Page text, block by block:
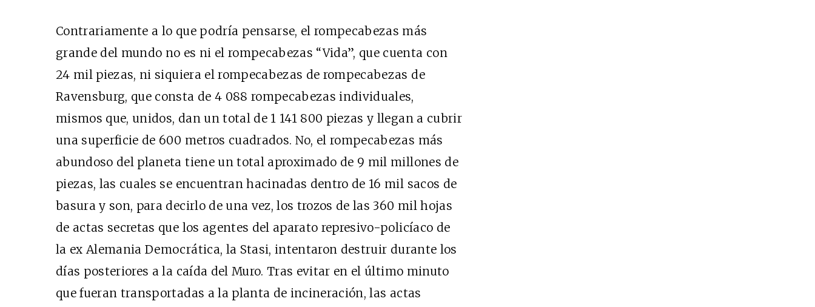
Contrariamente a lo que podría pensarse, el rompecabezas más
grande del mundo no es ni el rompecabezas “Vida”, que cuenta con
24 mil piezas, ni siquiera el rompecabezas de rompecabezas de
Ravensburg, que consta de 4 088 rompecabezas individuales,
mismos que, unidos, dan un total de 1 141 800 piezas y llegan a cubrir
una superficie de 600 metros cuadrados. No, el rompecabezas más
abundoso del planeta tiene un total aproximado de 9 mil millones de
piezas, las cuales se encuentran hacinadas dentro de 16 mil sacos de
basura y son, para decirlo de una vez, los trozos de las 360 mil hojas
de actas secretas que los agentes del aparato represivo-policíaco de
la ex Alemania Democrática, la Stasi, intentaron destruir durante los
días posteriores a la caída del Muro. Tras evitar en el último minuto
que fueran transportadas a la planta de incineración, las actas